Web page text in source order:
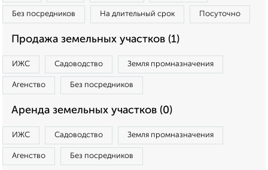
Без посредников На длительный срок Посуточно
Продажа земельных участков (1)
ИЖС Садоводство Земля промназначения
Агенство Без посредников
Аренда земельных участков (0)
ИЖС Садоводство Земля промназначения
Агенство Без посредников